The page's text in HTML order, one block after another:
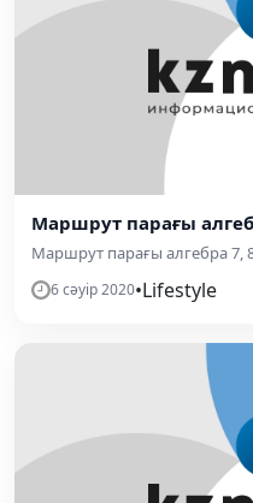
Mаршрут парағы
Mаршрут парағы алгебра 7,
6 сәуір 2020•Lifestyle